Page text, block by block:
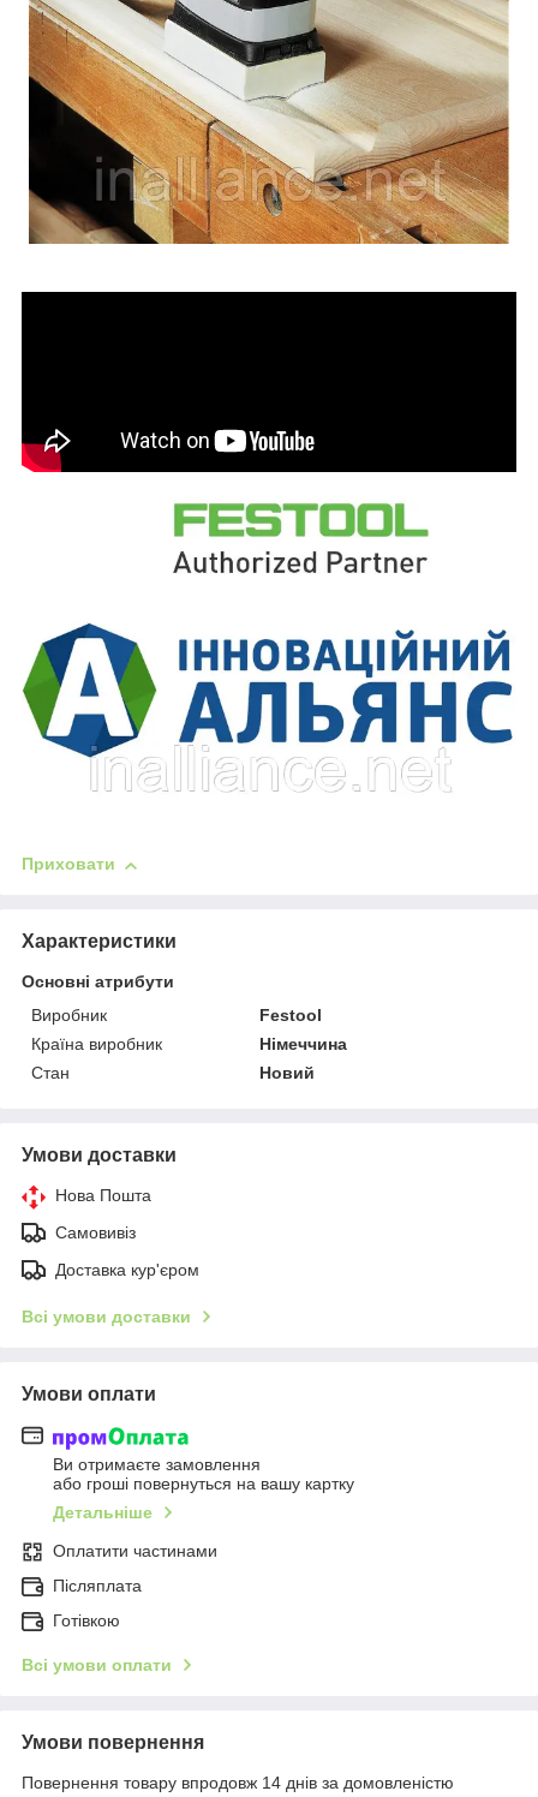
Приховати
Характеристики
Основні атрибути
Виробник
Festool
Країна виробник
Німеччина
Стан
Новий
Умови доставки
Нова Пошта
Самовивіз
Доставка кур'єром
Всі умови доставки
Умови оплати
Ви отримаєте замовлення
або гроші повернуться на вашу картку
Детальніше
Оплатити частинами
Післяплата
Готівкою
Всі умови оплати
Умови повернення
Повернення товару впродовж 14 днів за домовленістю